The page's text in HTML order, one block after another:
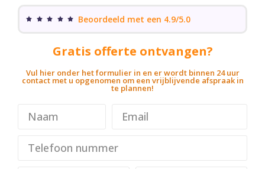
Beoordeeld met een 4.9/5.0
Gratis offerte ontvangen?
Vul hier onder het formulier in en er wordt binnen 24 uur
contact met u opgenomen om een vrijblijvende afspraak in
te plannen!